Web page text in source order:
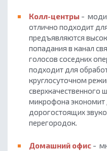
Колл-центры -
отлично подходит
предъявляются
попадания в канал
голосов соседних
подходит для
круглосуточном
сверхкачественного
микрофона экономит
дорогостоящих
перегородок.
Домашний офис -